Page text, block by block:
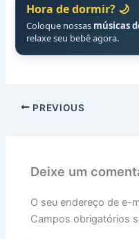
Hora de dormir? 🌙
Coloque nossas músicas
relaxe seu bebê agora.
PREVIOUS
Deixe um
O seu endereço de e-
Campos obrigatórios